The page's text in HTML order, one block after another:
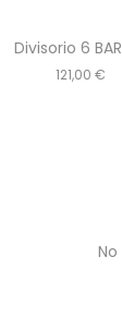
Divisorio 6
Prezzo
121,00 €